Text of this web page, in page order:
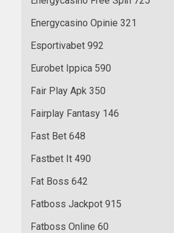
Energycasino Opinie 321
Esportivabet 992
Eurobet Ippica 590
Fair Play Apk 350
Fairplay Fantasy 146
Fast Bet 648
Fastbet It 490
Fat Boss 642
Fatboss Jackpot 915
Fatboss Online 60